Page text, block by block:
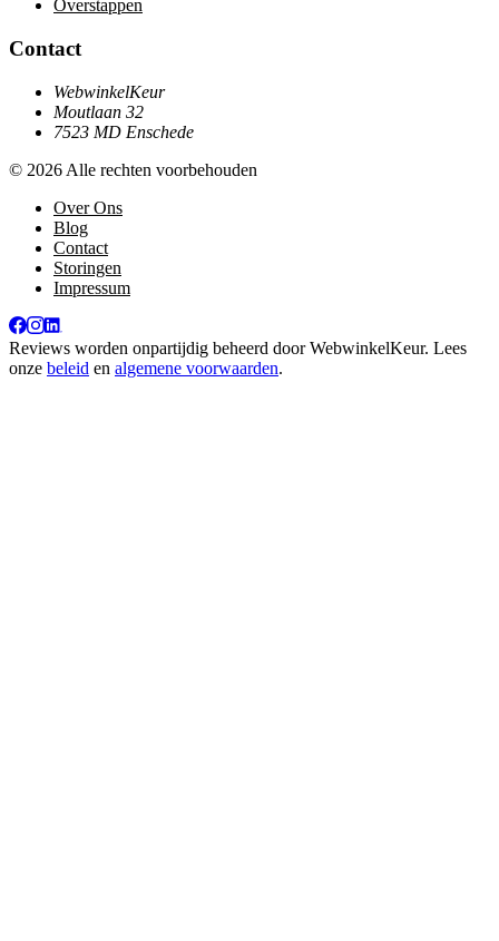
Overstappen
Contact
WebwinkelKeur
Moutlaan 32
7523 MD Enschede
© 2026 Alle rechten voorbehouden
Over Ons
Blog
Contact
Storingen
Impressum
Reviews worden onpartijdig beheerd doorWebwinkelKeur. Lees
onze beleid en algemene voorwaarden.